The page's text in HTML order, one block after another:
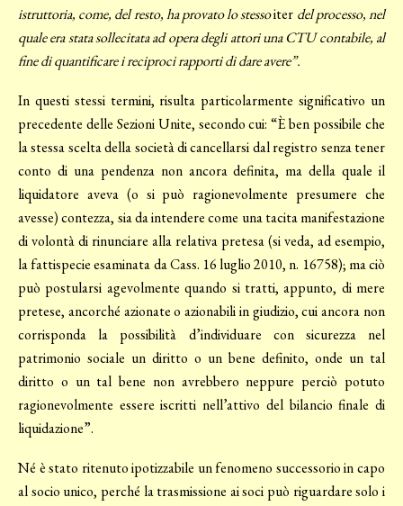
istruttoria, come, del resto, ha provato lo stessoiter del processo, nel
quale era stata sollecitata ad opera degli attori una CTU contabile, al
fine di quantificare i reciproci rapporti di dare avere”.
In questi stessi termini, risulta particolarmente significativo un
precedente delle Sezioni Unite, secondo cui: “È ben possibile che
la stessa scelta della società di cancellarsi dal registro senza tener
conto di una pendenza non ancora definita, ma della quale il
liquidatore aveva (o si può ragionevolmente presumere che
avesse) contezza, sia da intendere come una tacita manifestazione
di volontà di rinunciare alla relativa pretesa (si veda, ad esempio,
la fattispecie esaminata da Cass. 16 luglio 2010, n. 16758); ma ciò
può postularsi agevolmente quando si tratti, appunto, di mere
pretese, ancorché azionate o azionabili in giudizio, cui ancora non
corrisponda la possibilità d’individuare con sicurezza nel
patrimonio sociale un diritto o un bene definito, onde un tal
diritto o un tal bene non avrebbero neppure perciò potuto
ragionevolmente essere iscritti nell’attivo del bilancio finale di
liquidazione”.
Né è stato ritenuto ipotizzabile un fenomeno successorio in capo
al socio unico, perché la trasmissione ai soci può riguardare solo i